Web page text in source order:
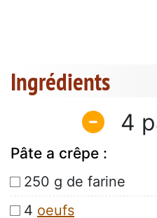
Ingrédients
4
Pâte a crêpe :
250 g de farine
4 oeufs